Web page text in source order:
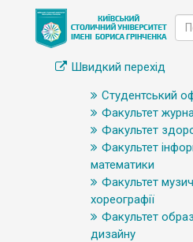
Швидкий перехід
Студентський
Факультет
Факультет
Факультет
математики
Факультет
хореографії
Факультет
дизайну